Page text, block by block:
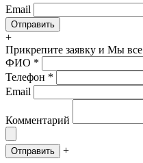
Email
+
Прикрепите заявку и Мы все
ФИО *
Телефон *
Email
Комментарий
Отправить +